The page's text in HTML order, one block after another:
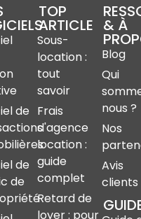
de
de
de
TOP
ARTICLE
Sous-
location :
tout
savoir
Frais
d'agence
location :
guide
complet
Retard de
loyer : pour
& À
Blog
Qui
nous ?
Nos
Avis
clients